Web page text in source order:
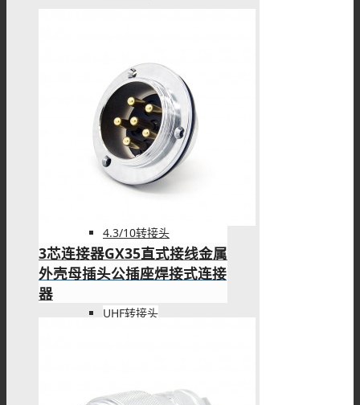
QMA转接头
FME转接头
4.3/10转接头
UHF转接头
PAL转接头
3芯连接器GX35直式接线金属
外壳母插头公插座焊接式连接
器